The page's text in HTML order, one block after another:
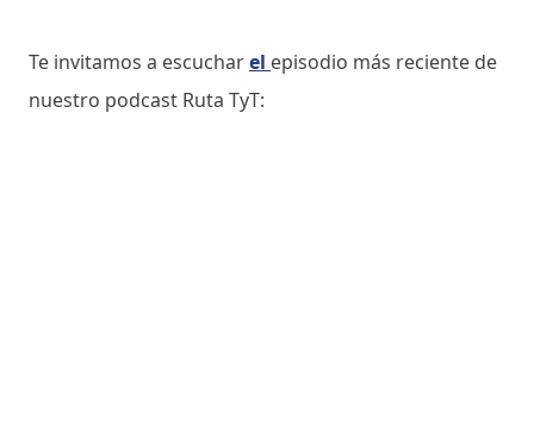
Te invitamos a escucharel episodio más reciente de
nuestro podcast Ruta TyT: